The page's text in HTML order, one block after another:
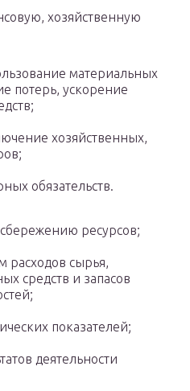
хозяйственную
материальных
потерь, ускорение
хозяйственных,
обязательств.
ресурсов;
расходов сырья,
средств и запасов
показателей;
деятельности